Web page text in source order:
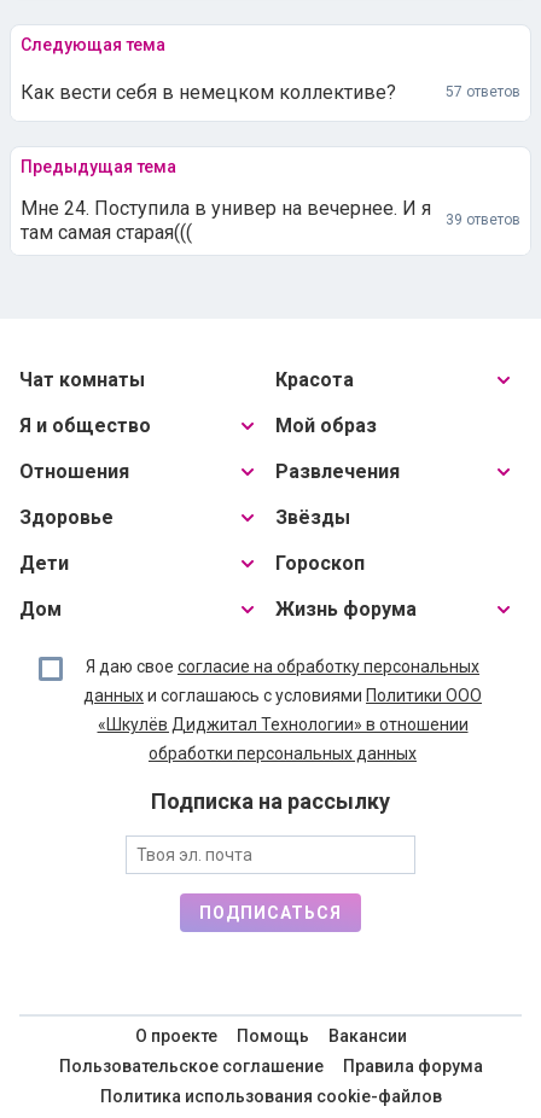
Следующая тема
Как вести себя в немецком коллективе? 57 ответов
Предыдущая тема
Мне 24. Поступила в универ на вечернее. И я
там самая старая(((
39 ответов
Чат комнаты
Я и общество
Отношения
Здоровье
Дети
Дом
Красота
Мой образ
Развлечения
Звёзды
Гороскоп
Жизнь форума
Я даю свое согласие на обработку персональных
данныхи соглашаюсь с условиями Политики ООО
«Шкулёв Диджитал Технологии» в отношении
обработки персональных данных
Подписка на рассылку
ПОДПИСАТЬСЯ
О проекте Помощь
Вакансии
Пользовательское соглашение
Правила форума
Политика использования cookie-файлов